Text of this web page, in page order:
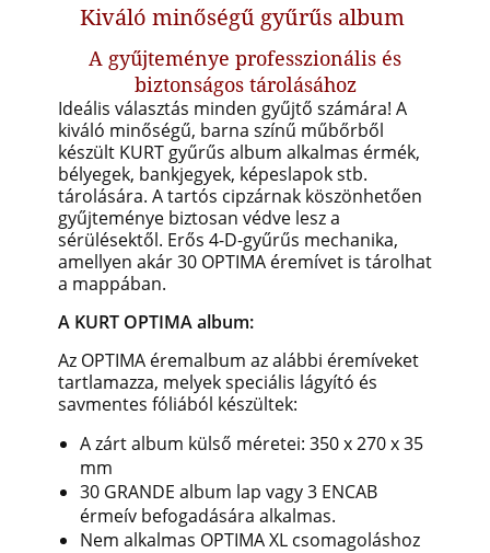
Kiváló minőségű gyűrűs album
A gyűjteménye professzionális és
biztonságos tárolásához
Ideális választás minden gyűjtő számára! A
kiváló minőségű, barna színű műbőrből
készült KURT gyűrűs album alkalmas érmék,
bélyegek, bankjegyek, képeslapok stb.
tárolására. A tartós cipzárnak köszönhetően
gyűjteménye biztosan védve lesz a
sérülésektől. Erős 4-D-gyűrűs mechanika,
amellyen akár 30 OPTIMA éremívet is tárolhat
a mappában.
A KURT OPTIMA album:
Az OPTIMA éremalbum az alábbi éremíveket
tartlamazza, melyek speciális lágyító és
savmentes fóliából készültek:
A zárt album külső méretei: 350 x 270 x 35
mm
30 GRANDE album lap vagy 3 ENCAB
érmeív befogadására alkalmas.
Nem alkalmas OPTIMA XL csomagoláshoz